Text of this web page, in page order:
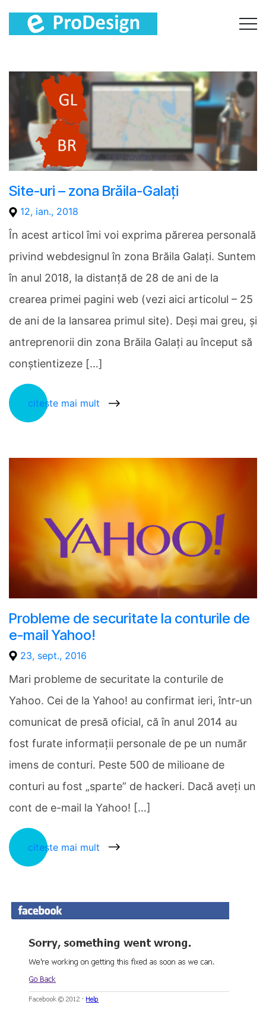
Site-uri – zona Brăila-Galați
12, ian., 2018
În acest articol îmi voi exprima părerea personală
privind webdesignul în zona Brăila Galați. Suntem
în anul 2018, la distanță de 28 de ani de la
crearea primei pagini web (vezi aici articolul – 25
de ani de la lansarea primul site). Deși mai greu, și
antreprenorii din zona Brăila Galați au început să
conștientizeze […]
citește mai mult
Probleme de securitate la conturile de
e-mail Yahoo!
23, sept., 2016
Mari probleme de securitate la conturile de
Yahoo. Cei de la Yahoo! au confirmat ieri, într-un
comunicat de presă oficial, că în anul 2014 au
fost furate informații personale de pe un număr
imens de conturi. Peste 500 de milioane de
conturi au fost „sparte” de hackeri. Dacă aveți un
cont de e-mail la Yahoo! […]
citește mai mult